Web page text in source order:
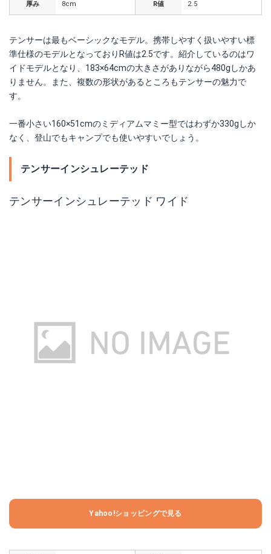
厚み 8cm R値 2.5
テンサーは最もベーシックなモデル。携帯しやすく扱いやすい標
準仕様のモデルとなっておりR値は2.5です。紹介しているのはワ
イドモデルとなり、183×64cmの大きさがありながら480gしかあ
りません。また、複数の形状があるところもテンサーの魅力で
す。
一番小さい160×51cmのミディアムマミー型ではわずか330gしか
なく、登山でもキャンプでも使いやすいでしょう。
テンサーインシュレーテッド
テンサーインシュレーテッド ワイド
Yahoo!ショッピングで見る